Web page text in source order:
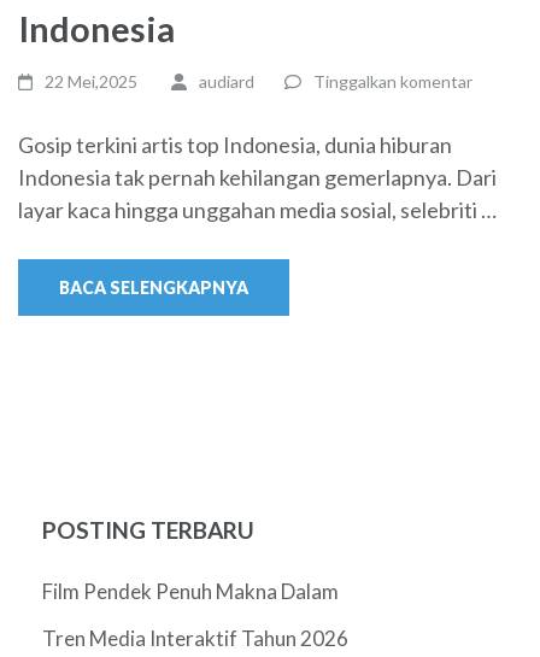
Indonesia
22 Mei,2025 audiard Tinggalkan komentar
Gosip terkini artis top Indonesia, dunia hiburan
Indonesia tak pernah kehilangan gemerlapnya. Dari
layar kaca hingga unggahan media sosial, selebriti …
BACA SELENGKAPNYA
POSTING TERBARU
Film Pendek Penuh Makna Dalam
Tren Media Interaktif Tahun 2026